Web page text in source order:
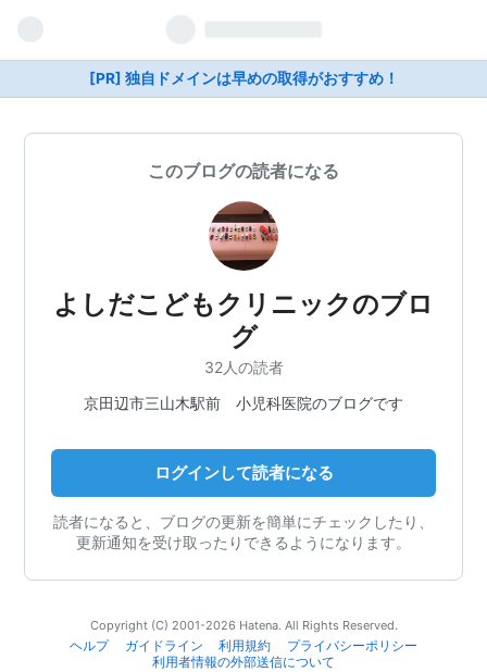
[PR] 独自ドメインは早めの取得がおすすめ！
このブログの読者になる
よしだこどもクリニックのブロ
グ
32人の読者
京田辺市三山木駅前 小児科医院のブログです
ログインして読者になる
読者になると、ブログの更新を簡単にチェックしたり、
更新通知を受け取ったりできるようになります。
Copyright (C) 2001-2026 Hatena. All Rights Reserved.
ヘルプ
ガイドライン 利用規約
プライバシーポリシー
利用者情報の外部送信について